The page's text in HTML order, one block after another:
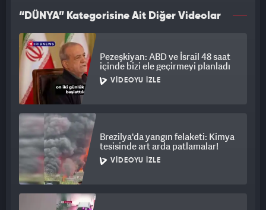
“DÜNYA” Kategorisine Ait Diğer Videolar
Pezeşkiyan: ABD ve İsrail 48 saat
içinde bizi ele geçirmeyi planladı
VIDEOYU İZLE
Brezilya'da yangın felaketi: Kimya
tesisinde art arda patlamalar!
VIDEOYU İZLE